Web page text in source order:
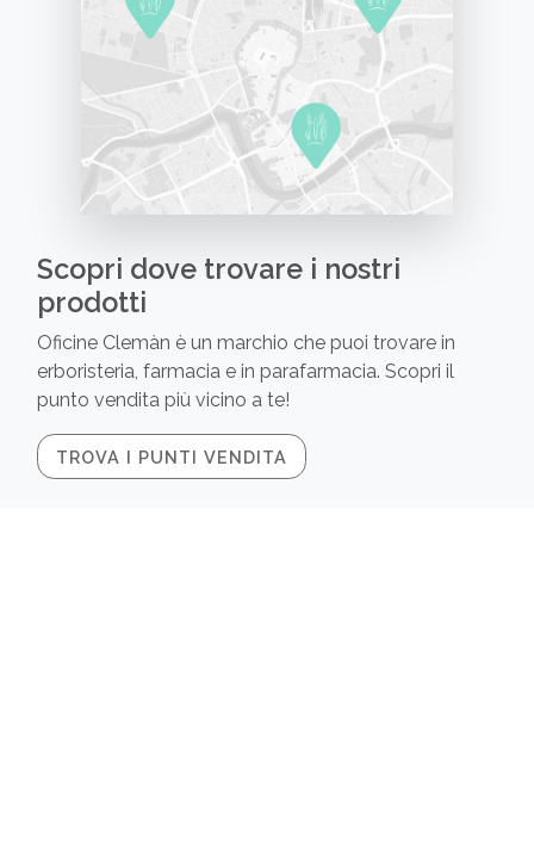
Scopri dove trovare i nostri
prodotti
Oficine Clemàn è un marchio che puoi trovare in
erboristeria, farmacia e in parafarmacia. Scopri il
punto vendita più vicino a te!
TROVA I PUNTI VENDITA